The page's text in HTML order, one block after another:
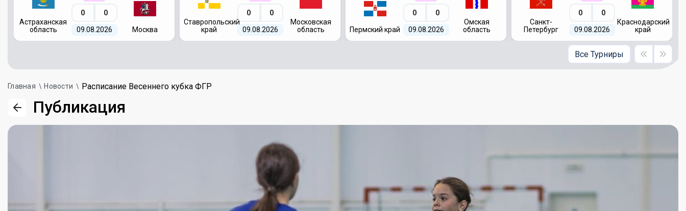
Астраханская
область
0 0
09.08.2026 Москва
Ставропольский
край
0 0
09.08.2026
Московская
область
Пермский край
0 0
09.08.2026
Омская
область
Санкт-
Петербург
0 0
09.08.2026
Краснодарский
край
Все Турниры
Главная Новости Расписание Весеннего кубка ФГР
Публикация